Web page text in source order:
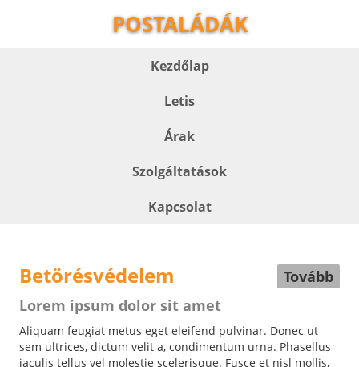
POSTALÁDÁK
Kezdőlap
Letis
Árak
Szolgáltatások
Kapcsolat
Betörésvédelem
Tovább
Lorem ipsum dolor sit amet
Aliquam feugiat metus eget eleifend pulvinar. Donec ut
sem ultrices, dictum velit a, condimentum urna. Phasellus
iaculis tellus vel molestie scelerisque. Fusce et nisl mollis,